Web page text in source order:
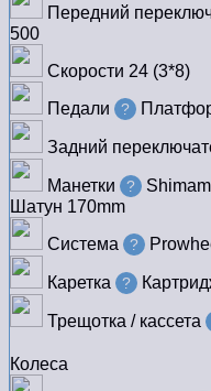
Передний
500
Скорости 24 (3*8)
Педали
?
Задний
Манетки ?
Шатун 170mm
Система
?
Каретка ?
Трещотка / кассета
Колеса